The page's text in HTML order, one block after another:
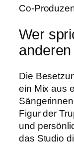
Co-
Wer
Die
ein Mix aus
Figur der
und
das Studio